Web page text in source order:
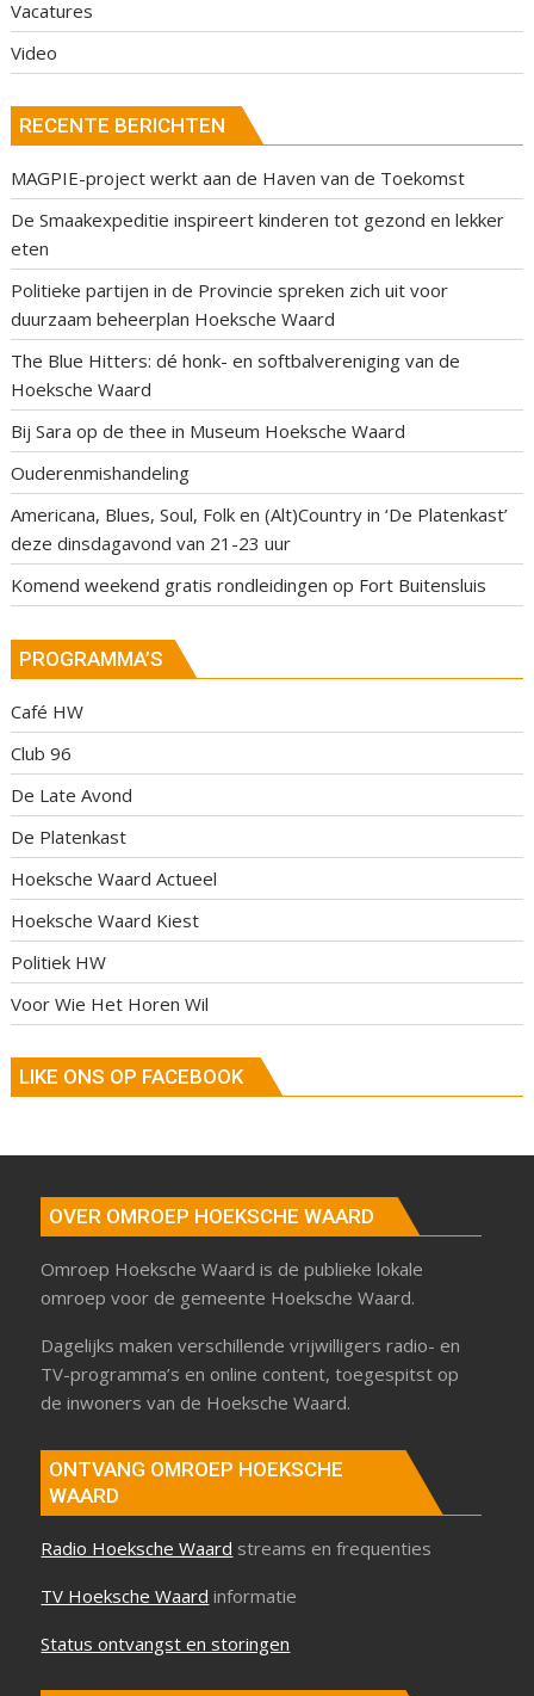
Vacatures
Video
RECENTE BERICHTEN
MAGPIE-project werkt aan de Haven van de Toekomst
De Smaakexpeditie inspireert kinderen tot gezond en lekker
eten
Politieke partijen in de Provincie spreken zich uit voor
duurzaam beheerplan Hoeksche Waard
The Blue Hitters: dé honk- en softbalvereniging van de
Hoeksche Waard
Bij Sara op de thee in Museum Hoeksche Waard
Ouderenmishandeling
Americana, Blues, Soul, Folk en (Alt)Country in ‘De Platenkast’
deze dinsdagavond van 21-23 uur
Komend weekend gratis rondleidingen op Fort Buitensluis
PROGRAMMA’S
Café HW
Club 96
De Late Avond
De Platenkast
Hoeksche Waard Actueel
Hoeksche Waard Kiest
Politiek HW
Voor Wie Het Horen Wil
LIKE ONS OP FACEBOOK
OVER OMROEP HOEKSCHE WAARD
Omroep Hoeksche Waard is de publieke lokale
omroep voor de gemeente Hoeksche Waard.
Dagelijks maken verschillende vrijwilligers radio- en
TV-programma’s en online content, toegespitst op
de inwoners van de Hoeksche Waard.
ONTVANG OMROEP HOEKSCHE
WAARD
Radio Hoeksche Waard streams en frequenties
TV Hoeksche Waard informatie
Status ontvangst en storingen